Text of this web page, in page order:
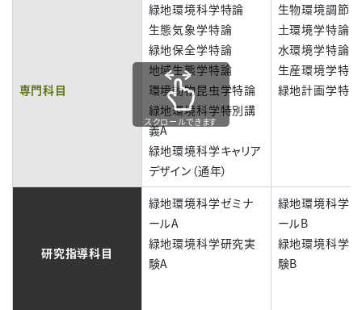
専門科目
緑地環境科学特論
生態気象学特論
緑地保全学特論
地域生態学特論
環境動物昆虫学特論
緑地環境科学特別講
義A
緑地環境科学キャリア
デザイン（通年）
生物環境調節
土環境学特論
水環境学特論
生産環境学特論
緑地計画学特論
研究指導科目
緑地環境科学ゼミナ
ールA
緑地環境科学研究実
験A
緑地環境科学
ールB
緑地環境科学
験B
スクロールできます